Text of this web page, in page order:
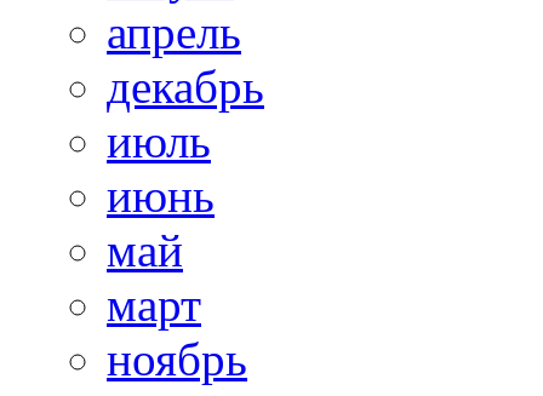
апрель
декабрь
июль
июнь
май
март
ноябрь